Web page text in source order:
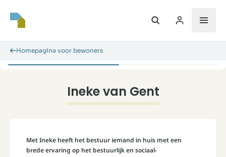
Homepagina voor bewoners
Ineke van Gent
Met Ineke heeft het bestuur iemand in huis met een
brede ervaring op het bestuurlijk en sociaal-